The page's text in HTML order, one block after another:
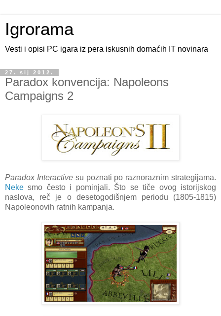
Igrorama
Vesti i opisi PC igara iz pera iskusnih domaćih IT novinara
27. sij 2012.
Paradox konvencija: Napoleons
Campaigns 2
Paradox Interactivesu poznati po raznoraznim strategijama.
Neke smo često i pominjali. Što se tiče ovog istorijskog
naslova, reč je o desetogodišnjem periodu (1805-1815)
Napoleonovih ratnih kampanja.